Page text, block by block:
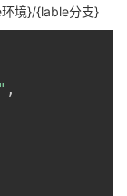
境}/{lable分支}
,